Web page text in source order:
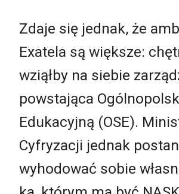
Zdaje się jednak, że
Exatela są większe:
wziąłby na siebie
powstająca
Edukacyjną (OSE).
Cyfryzacji jednak
wyhodować sobie